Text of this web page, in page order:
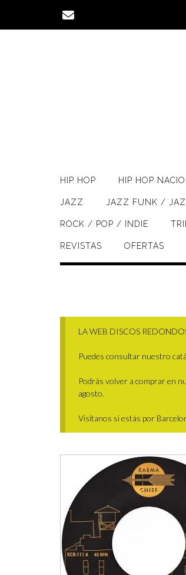
contenido
HIP HOP HIP HOP
JAZZ JAZZ FUNK /
ROCK / POP / INDIE
REVISTAS OFERTAS
LA WEB DISCOS
Puedes consultar nuestro
Podrás volver a comprar en
agosto.
Visítanos si estás por